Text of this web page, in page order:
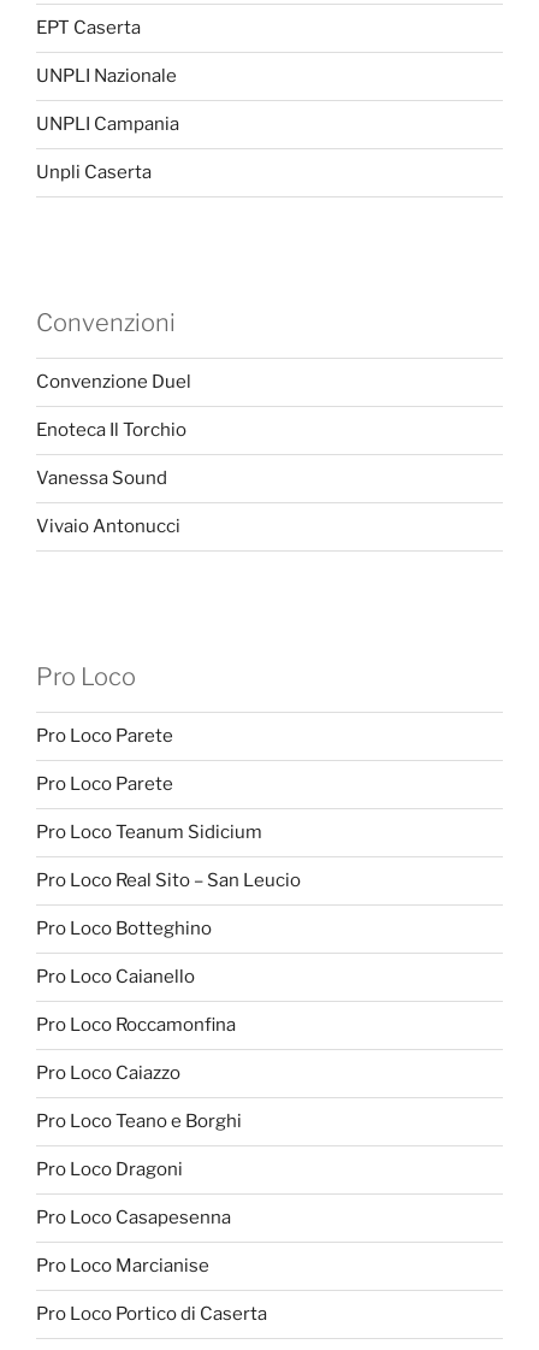
EPT Caserta
UNPLI Nazionale
UNPLI Campania
Unpli Caserta
Convenzioni
Convenzione Duel
Enoteca Il Torchio
Vanessa Sound
Vivaio Antonucci
Pro Loco
Pro Loco Parete
Pro Loco Parete
Pro Loco Teanum Sidicium
Pro Loco Real Sito – San Leucio
Pro Loco Botteghino
Pro Loco Caianello
Pro Loco Roccamonfina
Pro Loco Caiazzo
Pro Loco Teano e Borghi
Pro Loco Dragoni
Pro Loco Casapesenna
Pro Loco Marcianise
Pro Loco Portico di Caserta